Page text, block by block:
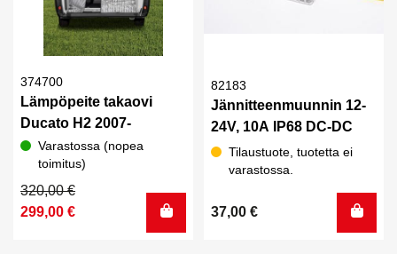
374700
Lämpöpeite takaovi
Ducato H2 2007-
Varastossa (nopea
toimitus)
320,00€
Alkuperäinen
hinta
299,00 €
Nykyinen
hinta
82183
Jännitteenmuunnin 12-
24V, 10A IP68 DC-DC
Tilaustuote, tuotetta ei
varastossa.
37,00 €